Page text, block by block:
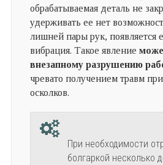
обрабатываемая деталь не
удерживать ее нет
лишней пары рук, появляется
вибрация. Такое явление
внезапному разрушению
чревато получением травм при
осколков.
При необходимости
болгаркой несколько